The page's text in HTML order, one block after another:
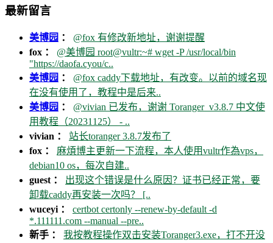
最新留言
美博园 ： @fox 有修改新地址，谢谢提醒
fox ： @美博园 root@vultr:~# wget -P /usr/local/bin
"https://daofa.cyou/c..
美博园 ： @fox caddy下载地址，有改变。以前的域名现
在没有使用了，教程中是后来..
美博园 ： @vivian 已发布，谢谢 Toranger_v3.8.7 中文使
用教程（20231125） - ..
vivian ： 站长toranger 3.8.7发布了
fox ： 麻煩博主更新一下流程，本人使用vultr作為vps，
debian10 os，每次自建..
guest ： 出现这个错误是什么原因？证书已经正常，要
卸载caddy再安装一次吗？ [..
wuceyi ： certbot certonly --renew-by-default -d
*.111111.com --manual --pre..
新手 ： 我按教程操作双击安装Toranger3.exe，打不开没